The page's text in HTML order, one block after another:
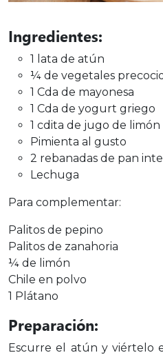
Ingredientes:
1 lata de atún
¼ de vegetales
1 Cda de mayonesa
1 Cda de yogurt griego
1 cdita de jugo de limón
Pimienta al gusto
2 rebanadas de pan
Lechuga
Para complementar:
Palitos de pepino
Palitos de zanahoria
¼ de limón
Chile en polvo
1 Plátano
Preparación:
Escurre el atún y viértelo